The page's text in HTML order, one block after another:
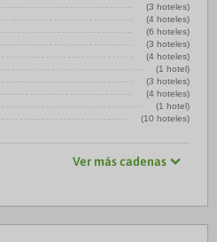
(3 hoteles)
(4 hoteles)
(6 hoteles)
(3 hoteles)
(4 hoteles)
(1 hotel)
(3 hoteles)
(4 hoteles)
(1 hotel)
(10 hoteles)
Ver más cadenas